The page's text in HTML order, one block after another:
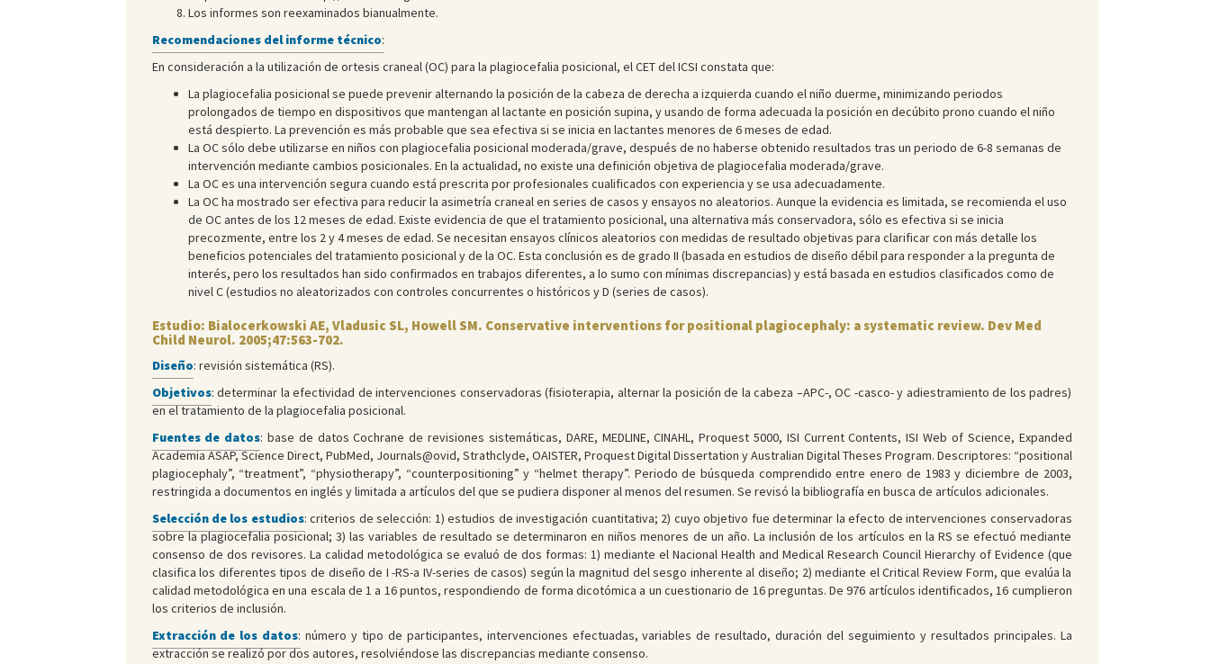
Los informes son reexaminados bianualmente.
Recomendaciones del informe técnico:
En consideración a la utilización de ortesis craneal (OC) para la plagiocefalia posicional, el CET del ICSI constata que:
La plagiocefalia posicional se puede prevenir alternando la posición de la cabeza de derecha a izquierda cuando el niño duerme, minimizando periodos
prolongados de tiempo en dispositivos que mantengan al lactante en posición supina, y usando de forma adecuada la posición en decúbito prono cuando el niño
está despierto. La prevención es más probable que sea efectiva si se inicia en lactantes menores de 6 meses de edad.
La OC sólo debe utilizarse en niños con plagiocefalia posicional moderada/grave, después de no haberse obtenido resultados tras un periodo de 6-8 semanas de
intervención mediante cambios posicionales. En la actualidad, no existe una definición objetiva de plagiocefalia moderada/grave.
La OC es una intervención segura cuando está prescrita por profesionales cualificados con experiencia y se usa adecuadamente.
La OC ha mostrado ser efectiva para reducir la asimetría craneal en series de casos y ensayos no aleatorios. Aunque la evidencia es limitada, se recomienda el uso
de OC antes de los 12 meses de edad. Existe evidencia de que el tratamiento posicional, una alternativa más conservadora, sólo es efectiva si se inicia
precozmente, entre los 2 y 4 meses de edad. Se necesitan ensayos clínicos aleatorios con medidas de resultado objetivas para clarificar con más detalle los
beneficios potenciales del tratamiento posicional y de la OC. Esta conclusión es de grado II (basada en estudios de diseño débil para responder a la pregunta de
interés, pero los resultados han sido confirmados en trabajos diferentes, a lo sumo con mínimas discrepancias) y está basada en estudios clasificados como de
nivel C (estudios no aleatorizados con controles concurrentes o históricos y D (series de casos).
Estudio: Bialocerkowski AE, Vladusic SL, Howell SM. Conservative interventions for positional plagiocephaly: a systematic review. Dev Med
Child Neurol. 2005;47:563-702.
Diseño: revisión sistemática (RS).
Objetivos: determinar la efectividad de intervenciones conservadoras (fisioterapia, alternar la posición de la cabeza –APC-, OC -casco- y adiestramiento de los padres)
en el tratamiento de la plagiocefalia posicional.
Fuentes de datos: base de datos Cochrane de revisiones sistemáticas, DARE, MEDLINE, CINAHL, Proquest 5000, ISI Current Contents, ISI Web of Science, Expanded
Academia ASAP, Science Direct, PubMed, Journals@ovid, Strathclyde, OAISTER, Proquest Digital Dissertation y Australian Digital Theses Program. Descriptores: “positional
plagiocephaly”, “treatment”, “physiotherapy”, “counterpositioning” y “helmet therapy”. Periodo de búsqueda comprendido entre enero de 1983 y diciembre de 2003,
restringida a documentos en inglés y limitada a artículos del que se pudiera disponer al menos del resumen. Se revisó la bibliografía en busca de artículos adicionales.
Selección de los estudios: criterios de selección: 1) estudios de investigación cuantitativa; 2) cuyo objetivo fue determinar la efecto de intervenciones conservadoras
sobre la plagiocefalia posicional; 3) las variables de resultado se determinaron en niños menores de un año. La inclusión de los artículos en la RS se efectuó mediante
consenso de dos revisores. La calidad metodológica se evaluó de dos formas: 1) mediante el Nacional Health and Medical Research Council Hierarchy of Evidence (que
clasifica los diferentes tipos de diseño de I -RS-a IV-series de casos) según la magnitud del sesgo inherente al diseño; 2) mediante el Critical Review Form, que evalúa la
calidad metodológica en una escala de 1 a 16 puntos, respondiendo de forma dicotómica a un cuestionario de 16 preguntas. De 976 artículos identificados, 16 cumplieron
los criterios de inclusión.
Extracción de los datos: número y tipo de participantes, intervenciones efectuadas, variables de resultado, duración del seguimiento y resultados principales. La
extracción se realizó por dos autores, resolviéndose las discrepancias mediante consenso.